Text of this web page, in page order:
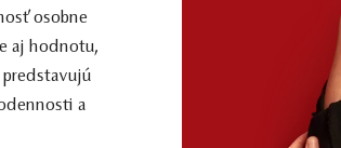
osobne
aj hodnotu,
a